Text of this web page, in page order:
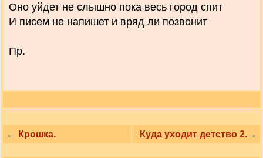
Оно уйдет не слышно пока весь город спит
И писем не напишет и вряд ли позвонит
Пр.
← Крошка. Куда уходит детство 2.→